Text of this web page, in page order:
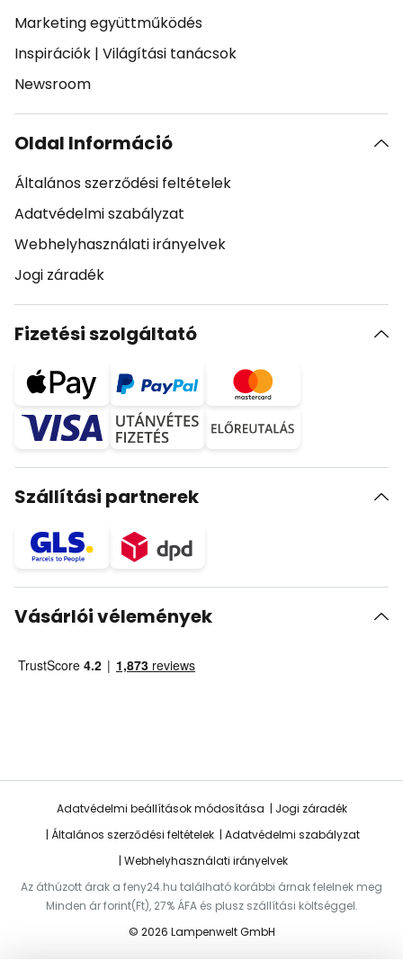
Marketing együttműködés
Inspirációk | Világítási tanácsok
Newsroom
Oldal Információ
Általános szerződési feltételek
Adatvédelmi szabályzat
Webhelyhasználati irányelvek
Jogi záradék
Fizetési szolgáltató
Szállítási partnerek
Vásárlói vélemények
Adatvédelmi beállítások módosítása
Jogi záradék
Általános szerződési feltételek
Adatvédelmi szabályzat
Webhelyhasználati irányelvek
Az áthúzott árak a feny24.hu található korábbi árnak felelnek meg
Minden ár forint(Ft), 27% ÁFA és plusz szállítási költséggel.
© 2026 Lampenwelt GmbH